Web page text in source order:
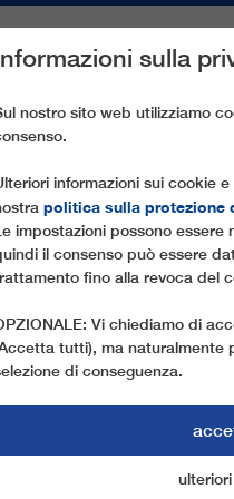
DI RICAMBIO
DELLE ALPI
24.10.2016
LA
È l’impianto trifune
trattandosi di una
sono solamente
dello Stubai il 22
Realizzata in 16
sulla
nostro sito web utilizziamo
informazioni sui cookie
politica sulla protezione
impostazioni possono
il consenso può essere
fino alla revoca del
Vi chiediamo di
tutti), ma naturalmente
di conseguenza.